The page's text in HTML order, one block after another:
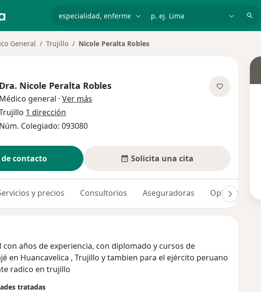
General Trujillo Nicole Peralta Robles
Dra. Nicole Peralta Robles
Médico general · Ver más
1 dirección
Núm. Colegiado: 093080
contacto Solicita una cita
y precios Consultorios Aseguradoras Opiniones
con años de experiencia, con diplomado y cursos de
radico en trujillo
tratadas